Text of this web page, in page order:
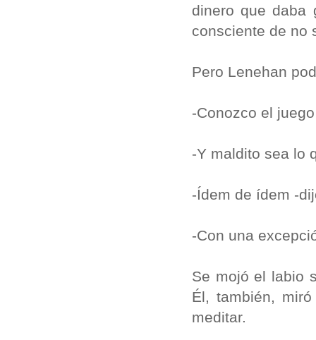
dinero que daba
consciente de no
Pero Lenehan
-Conozco el
-Y maldito sea lo
-Ídem de ídem -
-Con una
Se mojó el labio
Él, también,
meditar.